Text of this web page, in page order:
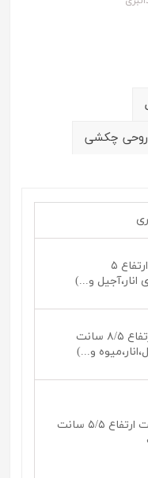
قطر ۱۱/۵ سانت و ارتفاع ۵
و...)
قطر ۱۹/۵ سانت ارتفاع ۸/۵ سانت
و...)
قطر دهانه ۱۹ سانت ارتفاع ۵/۵ سانت